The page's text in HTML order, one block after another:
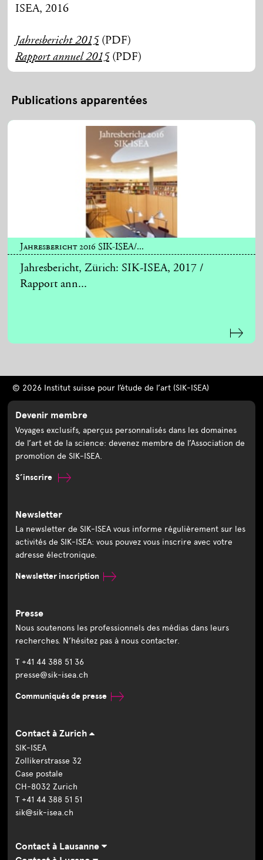
ISEA, 2016
Jahresbericht 2015 (PDF)
Rapport annuel 2015 (PDF)
Publications apparentées
Jahresbericht 2016 SIK-ISEA/...
Jahresbericht, Zürich: SIK-ISEA, 2017 /
Rapport ann...
© 2026 Institut suisse pour l’étude de l’art (SIK-ISEA)
Devenir membre
Voyages exclusifs, aperçus personnalisés dans les domaines
de l’art et de la science: devenez membre de l’Association de
promotion de SIK-ISEA.
S’inscrire
Newsletter
La newsletter de SIK-ISEA vous informe régulièrement sur les
activités de SIK-ISEA: vous pouvez vous inscrire avec votre
adresse électronique.
Newsletter inscription
Presse
Nous soutenons les professionnels des médias dans leurs
recherches. N’hésitez pas à nous contacter.
T +41 44 388 51 36
presse@sik-isea.ch
Communiqués de presse
Contact à Zurich
SIK-ISEA
Zollikerstrasse 32
Case postale
CH-8032 Zurich
T +41 44 388 51 51
sik@sik-isea.ch
Contact à Lausanne